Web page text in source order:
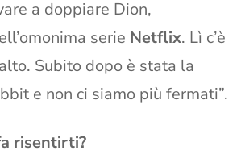
a doppiare Dion,
serie Netflix. Lì c’è
Subito dopo è stata la
e non ci siamo più fermati”.
risentirti?